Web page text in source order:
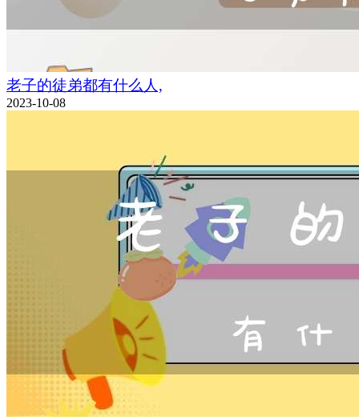
老子的徒弟都有什么人,
2023-10-08